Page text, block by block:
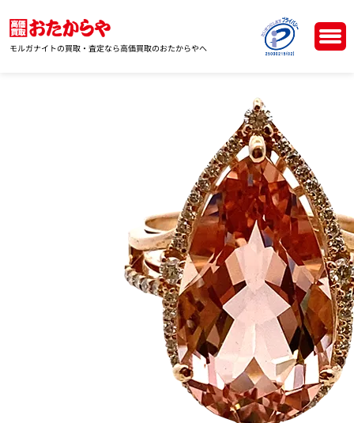
モルガナイトの買取・査定なら高価買取のおたからやへ